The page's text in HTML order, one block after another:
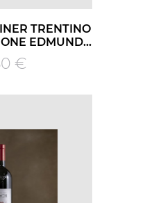
TRENTINO
EDMUND...
Prezzo
€